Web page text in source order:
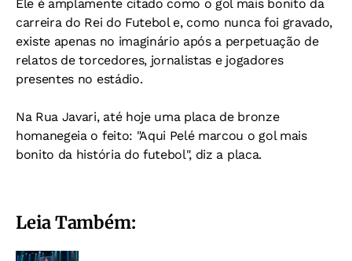
Ele é amplamente citado como o gol mais bonito da
carreira do Rei do Futebol e, como nunca foi gravado,
existe apenas no imaginário após a perpetuação de
relatos de torcedores, jornalistas e jogadores
presentes no estádio.
Na Rua Javari, até hoje uma placa de bronze
homanegeia o feito: "Aqui Pelé marcou o gol mais
bonito da história do futebol", diz a placa.
Leia Também: